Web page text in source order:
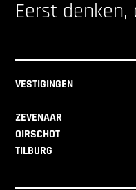
Eerst denken,
VESTIGINGEN
ZEVENAAR
OIRSCHOT
TILBURG